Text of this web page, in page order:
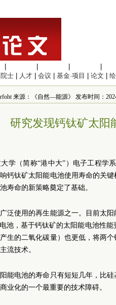
院士 人才 会议 基金·项目 论文
来源：《自然—能源》 发布时间：
研究发现钙钛矿太阳
学（简称“港中大”）电子工程学
钙钛矿太阳能电池使用寿命的关
寿命的新策略奠定了基础。
泛使用的再生能源之一。目前太
池，基于钙钛矿的太阳能电池性
生的二氧化碳量）也更低，将两
流技术。
能电池的寿命只有短短几年，比
业化的一个最重要的技术障碍。